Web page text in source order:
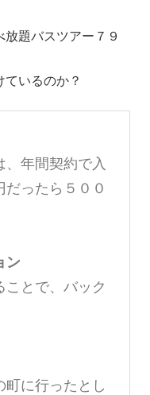
題バスツアー７９
いるのか？
年間契約で入
ったら５００
ン
とで、バック
に行ったとし